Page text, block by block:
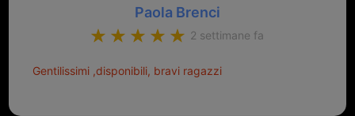
Paola Brenci
2 settimane fa
Gentilissimi ,disponibili, bravi ragazzi